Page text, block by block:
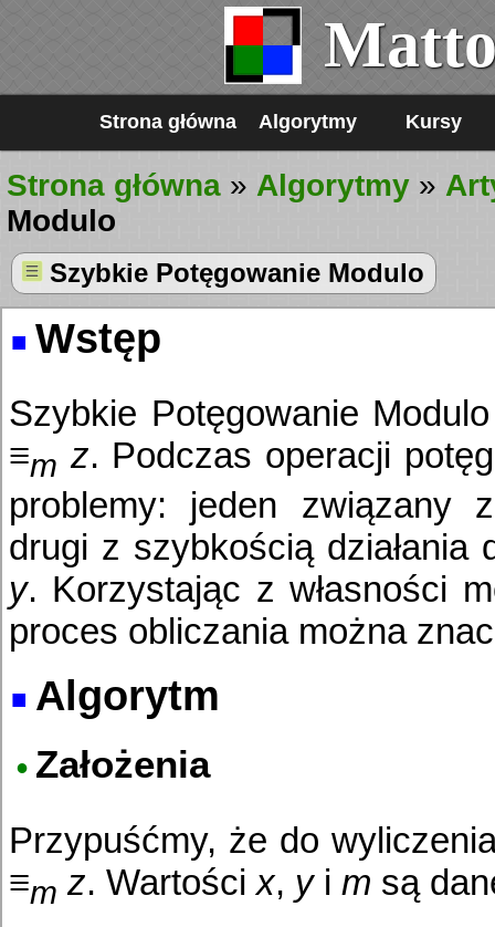
Strona główna Algorytmy Kursy
Strona główna » Algorytmy »
Modulo
≡ Szybkie Potęgowanie Modulo
Wstęp
Szybkie Potęgowanie
≡m z. Podczas operacji
problemy: jeden związany
drugi z szybkością
y. Korzystając z własności
proces obliczania można
Algorytm
Założenia
Przypuśćmy, że do
≡m z. Wartościx, yi m są